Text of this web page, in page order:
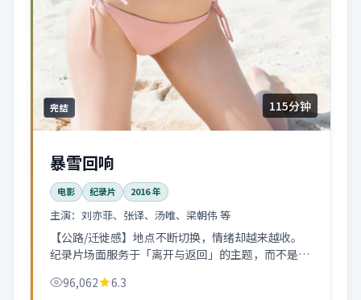
完结 115分钟
暴雪回响
电影 纪录片 2016年
主演： 刘亦菲、张译、汤唯、梁朝伟 等
【公路/迁徙感】地点不断切换，情绪却越来越收。
纪录片场面服务于「离开与返回」的主题，而不是为
96,062 6.3